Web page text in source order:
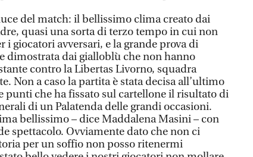
del match: il bellissimo clima creato dai
quasi una sorta di terzo tempo in cui non
i giocatori avversari, e la grande prova di
dimostrata dai gialloblù che non hanno
contro la Libertas Livorno, squadra
Non a caso la partita è stata decisa all’ultimo
punti che ha fissato sul cartellone il risultato di
di un Palatenda delle grandi occasioni.
bellissimo – dice Maddalena Masini – con
spettacolo. Ovviamente dato che non ci
per un soffio non posso ritenermi